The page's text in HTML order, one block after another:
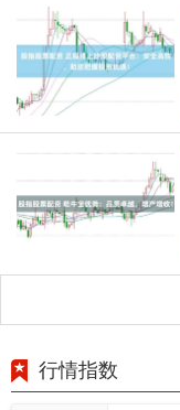
行情指数